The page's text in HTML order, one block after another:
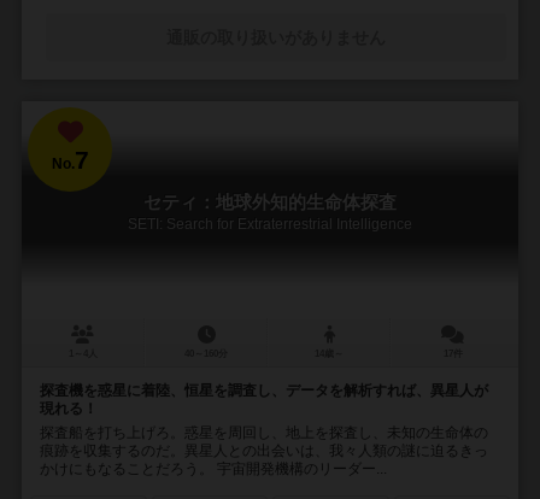
No.7
セティ：地球外知的生命体探査
SETI: Search for Extraterrestrial Intelligence
探査機を惑星に着陸、恒星を調査し、データを解析すれば、異星人が
現れる！
探査船を打ち上げろ。惑星を周回し、地上を探査し、未知の生命体の
痕跡を収集するのだ。異星人との出会いは、我々人類の謎に迫るきっ
かけにもなることだろう。 宇宙開発機構のリーダー...